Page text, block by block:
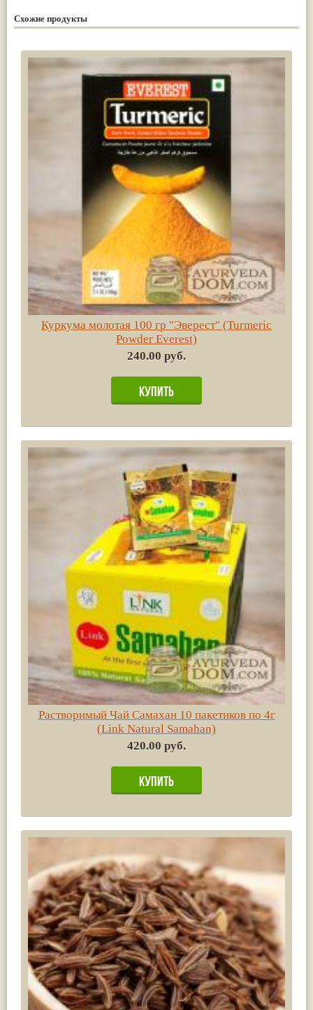
Схожие продукты
Куркума молотая 100 гр "Эверест" (Turmeric
Powder Everest)
240.00 руб.
Растворимый Чай Самахан 10 пакетиков по 4г
(Link Natural Samahan)
420.00 руб.